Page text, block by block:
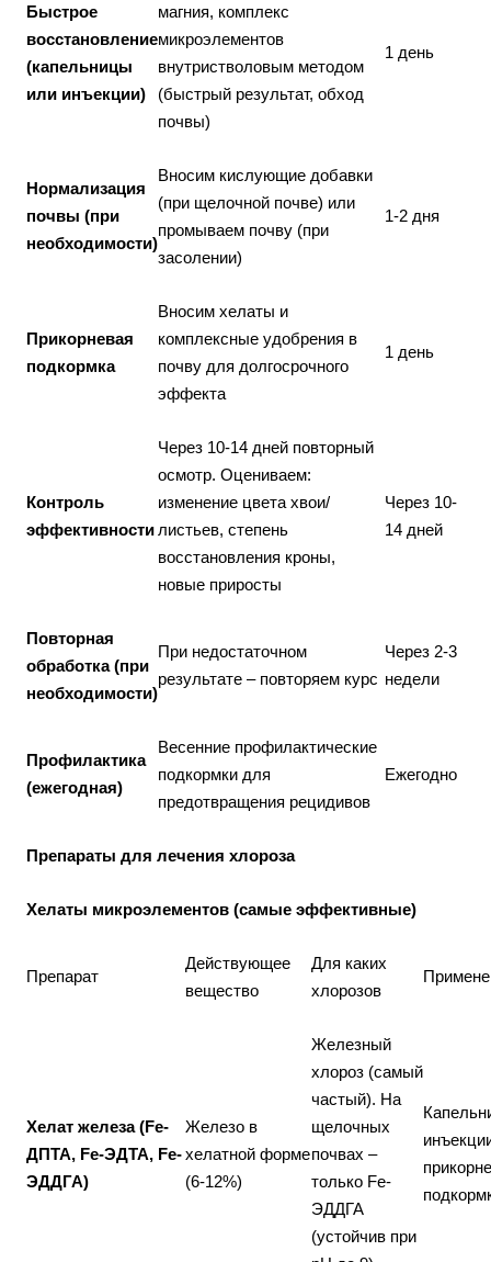
Быстрое
восстановление
(капельницы
или инъекции)
магния, комплекс
микроэлементов
внутристволовым методом
(быстрый результат, обход
почвы)
1 день
Нормализация
почвы (при
необходимости)
Вносим кислующие добавки
(при щелочной почве) или
промываем почву (при
засолении)
1-2 дня
Прикорневая
подкормка
Вносим хелаты и
комплексные удобрения в
почву для долгосрочного
эффекта
1 день
Контроль
эффективности
Через 10-14 дней повторный
осмотр. Оцениваем:
изменение цвета хвои/
листьев, степень
восстановления кроны,
новые приросты
Через 10-
14 дней
Повторная
обработка (при
необходимости)
При недостаточном
результате – повторяем курс
Через 2-3
недели
Профилактика
(ежегодная)
Весенние профилактические
подкормки для
предотвращения рецидивов
Ежегодно
Препараты для лечения хлороза
Хелаты микроэлементов (самые эффективные)
Препарат
Действующее
вещество
Для каких
хлорозов
Хелат железа (Fe-
ДПТА, Fe-ЭДТА, Fe-
ЭДДГА)
Железо в
хелатной форме
(6-12%)
Железный
хлороз (самый
частый). На
щелочных
почвах –
только Fe-
ЭДДГА
(устойчив при